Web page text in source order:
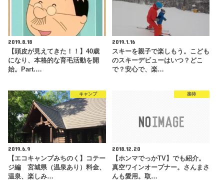
2019.8.18
【頭皮が見えてきた！！】40歳
になり、本格的な育毛活動を開
始。Part.…
2019.1.16
スキーを親子で楽しもう。こども
のスキーデビューはいつ？どこ
で？安心で、楽…
キャンプ
2019.6.9
【エコキャンプみちのく】コテー
ジ編 宮城県（温泉あり）料金、
温泉、楽しみ…
接待
2018.12.20
【ホンマでっかTV】でも紹介。
真空ワインオープナー。さんまさ
んも愛用。取…